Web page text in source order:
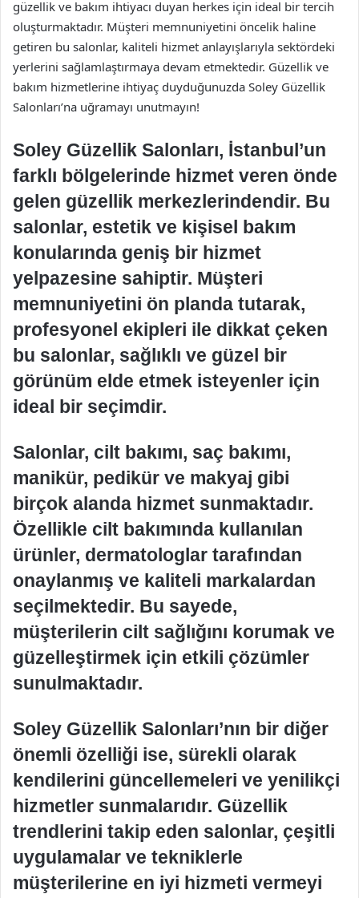
güzellik ve bakım ihtiyacı duyan herkes için ideal bir tercih
oluşturmaktadır. Müşteri memnuniyetini öncelik haline
getiren bu salonlar, kaliteli hizmet anlayışlarıyla sektördeki
yerlerini sağlamlaştırmaya devam etmektedir. Güzellik ve
bakım hizmetlerine ihtiyaç duyduğunuzda Soley Güzellik
Salonları’na uğramayı unutmayın!
Soley Güzellik Salonları, İstanbul’un
farklı bölgelerinde hizmet veren önde
gelen güzellik merkezlerindendir. Bu
salonlar, estetik ve kişisel bakım
konularında geniş bir hizmet
yelpazesine sahiptir. Müşteri
memnuniyetini ön planda tutarak,
profesyonel ekipleri ile dikkat çeken
bu salonlar, sağlıklı ve güzel bir
görünüm elde etmek isteyenler için
ideal bir seçimdir.
Salonlar, cilt bakımı, saç bakımı,
manikür, pedikür ve makyaj gibi
birçok alanda hizmet sunmaktadır.
Özellikle cilt bakımında kullanılan
ürünler, dermatologlar tarafından
onaylanmış ve kaliteli markalardan
seçilmektedir. Bu sayede,
müşterilerin cilt sağlığını korumak ve
güzelleştirmek için etkili çözümler
sunulmaktadır.
Soley Güzellik Salonları’nın bir diğer
önemli özelliği ise, sürekli olarak
kendilerini güncellemeleri ve yenilikçi
hizmetler sunmalarıdır. Güzellik
trendlerini takip eden salonlar, çeşitli
uygulamalar ve tekniklerle
müşterilerine en iyi hizmeti vermeyi